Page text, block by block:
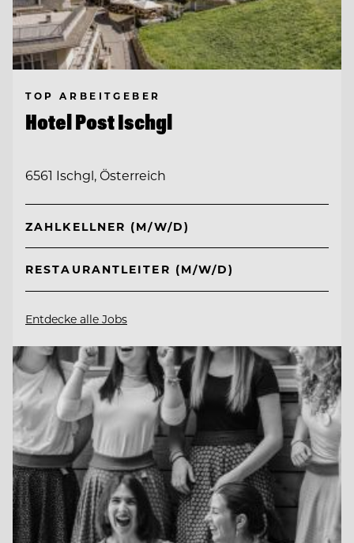
TOP ARBEITGEBER
Hotel Post Ischgl
6561 Ischgl, Österreich
ZAHLKELLNER (M/W/D)
RESTAURANTLEITER (M/W/D)
Entdecke alle Jobs